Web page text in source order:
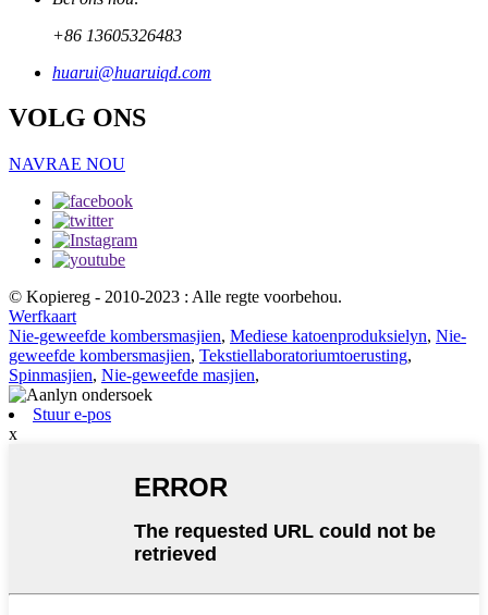
+86 13605326483
huarui@huaruiqd.com
VOLG ONS
NAVRAE NOU
© Kopiereg - 2010-2023 : Alle regte voorbehou.
Werfkaart
Nie-geweefde kombersmasjien, Mediese katoenproduksielyn, Nie-
geweefde kombersmasjien, Tekstiellaboratoriumtoerusting,
Spinmasjien, Nie-geweefde masjien,
Stuur e-pos
x